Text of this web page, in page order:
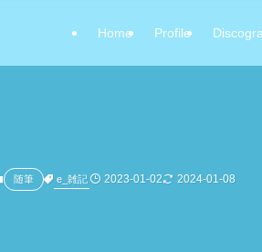
Home Profile
随筆 e_雑記 2023-01-02 2024-01-08